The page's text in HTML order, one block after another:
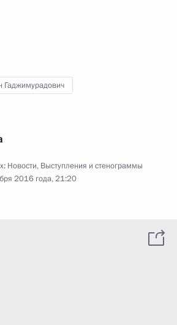
Гаджимурадович
Новости, Выступления и стенограммы
2016 года, 21:20